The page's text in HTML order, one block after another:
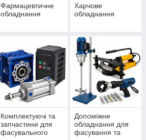
Фармацевтичне
обладнання
Харчове
обладнання
Комплектуючі та
запчастини для
фасувального
Допоміжне
обладнання для
фасування та